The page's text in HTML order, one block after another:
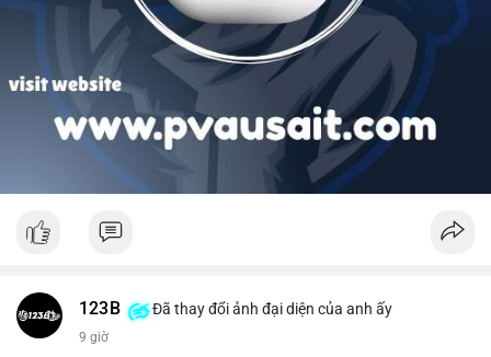
123B Đã thay đổi ảnh đại diện của anh ấy
9 giờ